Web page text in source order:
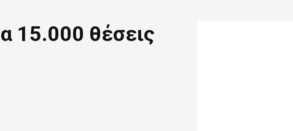
15.000 θέσεις